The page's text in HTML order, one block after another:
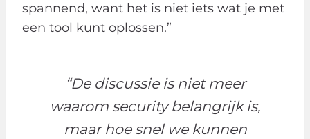
spannend, want het is niet iets wat je met
een tool kunt oplossen.”
​“De discussie is niet meer
waarom security belangrijk is,
maar hoe snel we kunnen